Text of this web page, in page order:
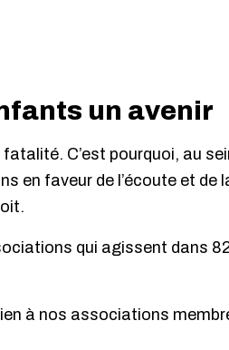
un avenir
C’est pourquoi, au
en faveur de l’écoute et de
qui agissent dans
à nos associations